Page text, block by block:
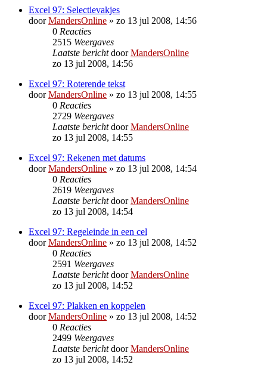
Excel 97: Selectievakjes
doorMandersOnline » zo 13 jul 2008, 14:56
0 Reacties
2515 Weergaves
Laatste berichtdoorMandersOnline
zo 13 jul 2008, 14:56
Excel 97: Roterende tekst
doorMandersOnline » zo 13 jul 2008, 14:55
0 Reacties
2729 Weergaves
Laatste berichtdoorMandersOnline
zo 13 jul 2008, 14:55
Excel 97: Rekenen met datums
doorMandersOnline » zo 13 jul 2008, 14:54
0 Reacties
2619 Weergaves
Laatste berichtdoorMandersOnline
zo 13 jul 2008, 14:54
Excel 97: Regeleinde in een cel
doorMandersOnline » zo 13 jul 2008, 14:52
0 Reacties
2591 Weergaves
Laatste berichtdoorMandersOnline
zo 13 jul 2008, 14:52
Excel 97: Plakken en koppelen
doorMandersOnline » zo 13 jul 2008, 14:52
0 Reacties
2499 Weergaves
Laatste berichtdoorMandersOnline
zo 13 jul 2008, 14:52